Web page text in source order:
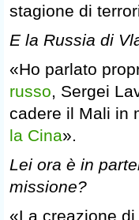
stagione di
E la Russia di
«Ho parlato
russo, Sergei
cadere il Mali in
la Cina».
Lei ora è in
missione?
«La creazione